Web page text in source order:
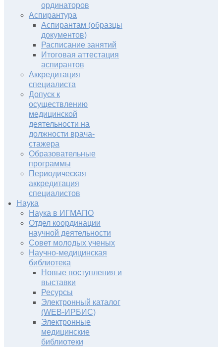
ординаторов
Аспирантура
Аспирантам (образцы
документов)
Расписание занятий
Итоговая аттестация
аспирантов
Аккредитация
специалиста
Допуск к
осуществлению
медицинской
деятельности на
должности врача-
стажера
Образовательные
программы
Периодическая
аккредитация
специалистов
Наука
Наука в ИГМАПО
Отдел координации
научной деятельности
Совет молодых ученых
Научно-медицинская
библиотека
Новые поступления и
выставки
Ресурсы
Электронный каталог
(WEB-ИРБИС)
Электронные
медицинские
библиотеки